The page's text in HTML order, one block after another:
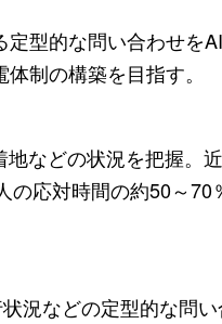
型的な問い合わせを
制の構築を目指す。
などの状況を把握。
応対時間の約50～70
況などの定型的な問